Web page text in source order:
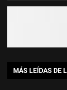
MÁS LEÍDAS DE